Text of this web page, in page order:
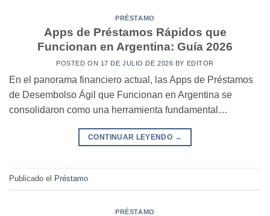
PRÉSTAMO
Apps de Préstamos Rápidos que
Funcionan en Argentina: Guía 2026
POSTED ON 17 DE JULIO DE 2026 BY EDITOR
En el panorama financiero actual, las Apps de Préstamos
de Desembolso Ágil que Funcionan en Argentina se
consolidaron como una herramienta fundamental…
CONTINUAR LEYENDO →
Publicado el Préstamo
PRÉSTAMO